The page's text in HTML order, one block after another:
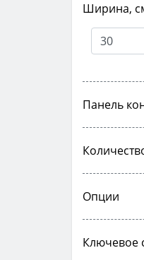
Ширина,
Панель
Опции
Ключевое